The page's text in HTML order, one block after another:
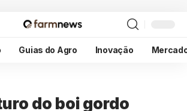
Guias do Agro Inovação
do boi gordo